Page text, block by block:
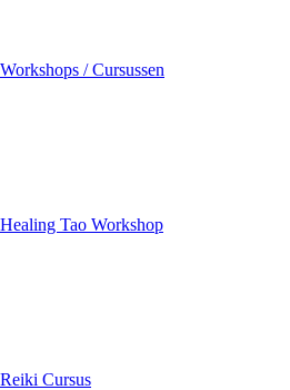
Workshops / Cursussen
Healing Tao Workshop
Reiki Cursus